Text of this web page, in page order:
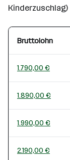
Kinderzuschlag)
Bruttolohn
1.790,00 €
1.890,00 €
1.990,00 €
2.190,00 €